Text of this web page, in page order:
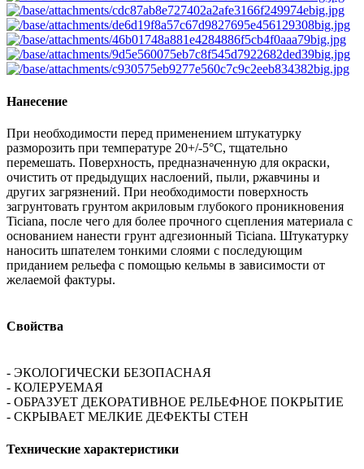
Нанесение
При необходимости перед применением штукатурку
разморозить при температуре 20+/-5°С, тщательно
перемешать. Поверхность, предназначенную для окраски,
очистить от предыдущих наслоений, пыли, ржавчины и
других загрязнений. При необходимости поверхность
загрунтовать грунтом акриловым глубокого проникновения
Ticiana, после чего для более прочного сцепления материала с
основанием нанести грунт адгезионный Ticiana. Штукатурку
наносить шпателем тонкими слоями с последующим
приданием рельефа с помощью кельмы в зависимости от
желаемой фактуры.
Свойства
- ЭКОЛОГИЧЕСКИ БЕЗОПАСНАЯ
- КОЛЕРУЕМАЯ
- ОБРАЗУЕТ ДЕКОРАТИВНОЕ РЕЛЬЕФНОЕ ПОКРЫТИЕ
- СКРЫВАЕТ МЕЛКИЕ ДЕФЕКТЫ СТЕН
Технические характеристики